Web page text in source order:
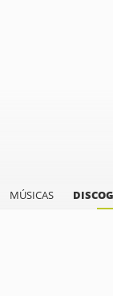
MÚSICAS